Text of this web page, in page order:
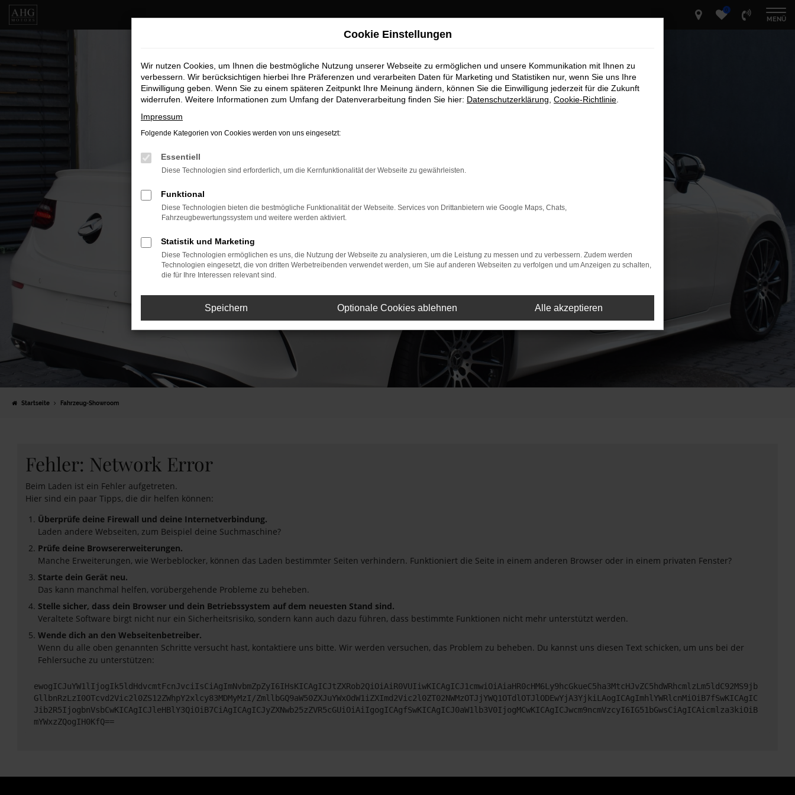
Zum
Hauptinhalt
0
MENÜ
Startseite Fahrzeug-Showroom
Fehler: Network Error
Beim Laden ist ein Fehler aufgetreten.
Hier sind ein paar Tipps, die dir helfen können:
Überprüfe deine Firewall und deine Internetverbindung.
Laden andere Webseiten, zum Beispiel deine Suchmaschine?
Prüfe deine Browsererweiterungen.
Manche Erweiterungen, wie Werbeblocker, können das Laden bestimmter Seiten verhindern. Funktioniert die Seite in einem anderen Browser oder in einem privaten Fenster?
Starte dein Gerät neu.
Das kann manchmal helfen, vorübergehende Probleme zu beheben.
Stelle sicher, dass dein Browser und dein Betriebssystem auf dem neuesten Stand sind.
Veraltete Software birgt nicht nur ein Sicherheitsrisiko, sondern kann auch dazu führen, dass bestimmte Funktionen nicht mehr unterstützt werden.
Wende dich an den Webseitenbetreiber.
Wenn du alle oben genannten Schritte versucht hast, kontaktiere uns bitte. Wir werden versuchen, das Problem zu beheben. Du kannst uns diesen Text schicken, um uns bei der
Fehlersuche zu unterstützen:
ewogICJuYW1lIjogIk5ldHdvcmtFcnJvciIsCiAgImNvbmZpZyI6IHsKICAgICJtZXRob2QiOiAiR0VUIiwKICAgICJ1cmwiOiAiaHR0cHM6Ly9hcGkueC5ha3MtcHJvZC5hdWRhcmlzLm5ldC92MS9jb
GllbnRzLzI0OTcvd2Vic2l0ZS12ZWhpY2xlcy83MDMyMzI/ZmllbGQ9aW50ZXJuYWxOdW1iZXImd2Vic2l0ZT02NWMzOTJjYWQ1OTdlOTJlODEwYjA3YjkiLAogICAgImhlYWRlcnMiOiB7fSwKICAgIC
Jib2R5IjogbnVsbCwKICAgICJleHBlY3QiOiB7CiAgICAgICJyZXNwb25zZVR5cGUiOiAiIgogICAgfSwKICAgICJ0aW1lb3V0IjogMCwKICAgICJwcm9ncmVzcyI6IG51bGwsCiAgICAicmlza3kiOiB
mYWxzZQogIH0KfQ==
Cookie Einstellungen
Wir nutzen Cookies, um Ihnen die bestmögliche Nutzung unserer Webseite zu ermöglichen und unsere Kommunikation mit Ihnen zu
verbessern. Wir berücksichtigen hierbei Ihre Präferenzen und verarbeiten Daten für Marketing und Statistiken nur, wenn Sie uns Ihre
Einwilligung geben. Wenn Sie zu einem späteren Zeitpunkt Ihre Meinung ändern, können Sie die Einwilligung jederzeit für die Zukunft
widerrufen. Weitere Informationen zum Umfang der Datenverarbeitung finden Sie hier: Datenschutzerklärung Cookie-Richtlinie
Impressum
Folgende Kategorien von Cookies werden von uns eingesetzt:
Essentiell
Diese Technologien sind erforderlich, um die Kernfunktionalität der Webseite zu gewährleisten.
Funktional
Diese Technologien bieten die bestmögliche Funktionalität der Webseite. Services von Drittanbietern wie Google Maps, Chats,
Fahrzeugbewertungssystem und weitere werden aktiviert.
Statistik und Marketing
Diese Technologien ermöglichen es uns, die Nutzung der Webseite zu analysieren, um die Leistung zu messen und zu verbessern. Zudem werden
Technologien eingesetzt, die von dritten Werbetreibenden verwendet werden, um Sie auf anderen Webseiten zu verfolgen und um Anzeigen zu schalten,
die für Ihre Interessen relevant sind.
Speichern Optionale Cookies ablehnen Alle akzeptieren